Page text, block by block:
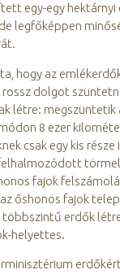
egy-egy hektárnyi
legfőképpen
hogy az
dolgot
létre: megszüntetik
8 ezer
csak egy kis
fajok
őshonos fajok
többszintű erdők
helyettes.